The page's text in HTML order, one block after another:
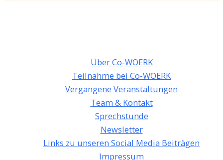
Über Co-WOERK
Teilnahme bei Co-WOERK
Vergangene Veranstaltungen
Team & Kontakt
Sprechstunde
Newsletter
Links zu unseren Social Media Beiträgen
Impressum